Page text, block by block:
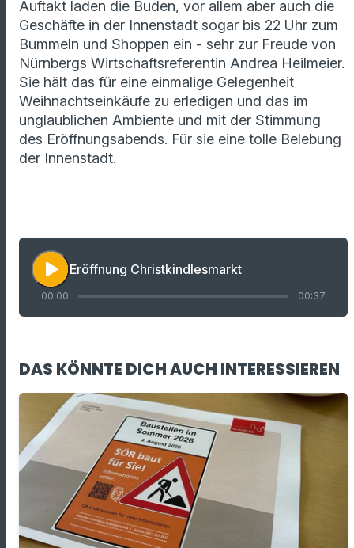
Auftakt laden die Buden, vor allem aber auch die
Geschäfte in der Innenstadt sogar bis 22 Uhr zum
Bummeln und Shoppen ein - sehr zur Freude von
Nürnbergs Wirtschaftsreferentin Andrea Heilmeier.
Sie hält das für eine einmalige Gelegenheit
Weihnachtseinkäufe zu erledigen und das im
unglaublichen Ambiente und mit der Stimmung
des Eröffnungsabends. Für sie eine tolle Belebung
der Innenstadt.
play_arrow Eröffnung Christkindlesmarkt
00:00 00:37
DAS KÖNNTE DICH AUCH INTERESSIEREN